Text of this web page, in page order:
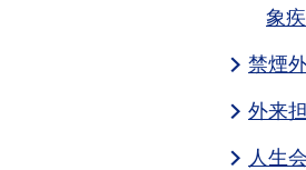
象
禁煙
外来
人生